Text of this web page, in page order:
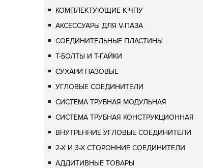
КОМПЛЕКТУЮЩИЕ К ЧПУ
АКСЕССУАРЫ ДЛЯ V-ПАЗА
СОЕДИНИТЕЛЬНЫЕ ПЛАСТИНЫ
Т-БОЛТЫ И Т-ГАЙКИ
СУХАРИ ПАЗОВЫЕ
УГЛОВЫЕ СОЕДИНИТЕЛИ
СИСТЕМА ТРУБНАЯ МОДУЛЬНАЯ
СИСТЕМА ТРУБНАЯ КОНСТРУКЦИОННАЯ
ВНУТРЕННИЕ УГЛОВЫЕ СОЕДИНИТЕЛИ
2-Х И 3-Х СТОРОННИЕ СОЕДИНИТЕЛИ
АДДИТИВНЫЕ ТОВАРЫ